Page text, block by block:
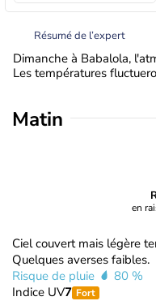
Résumé de l’expert
Dimanche à Babalola,
Les températures
Matin
en
Ciel couvert mais légère
Quelques averses faibles.
Risque de pluie
80 %
Indice UV7 Fort